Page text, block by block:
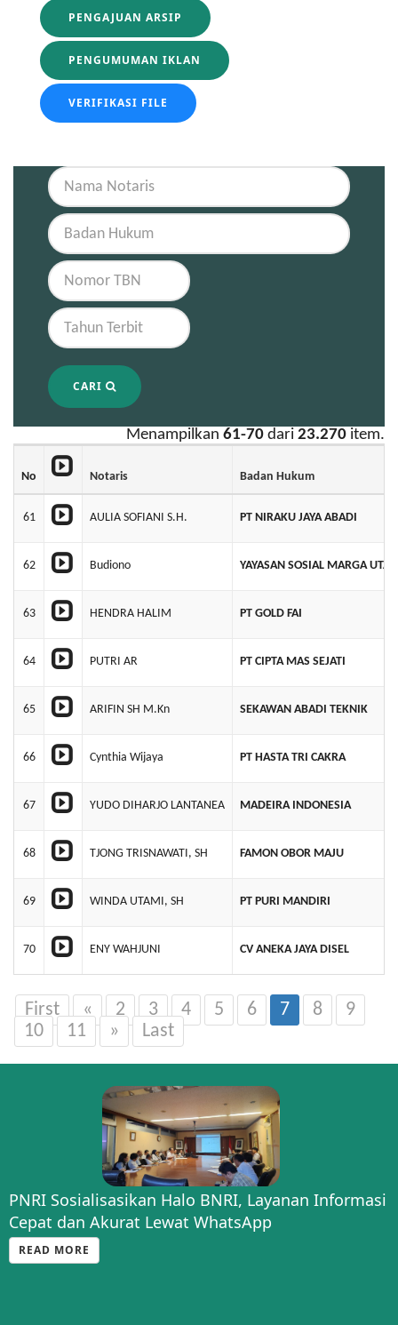
PENGAJUAN ARSIP
PENGUMUMAN IKLAN
VERIFIKASI FILE
CARI
Menampilkan 61-70 dari 23.270 item.
No Notaris Badan Hukum
61 AULIA SOFIANI S.H. PT NIRAKU JAYA ABADI
62 Budiono YAYASAN SOSIAL MARGA
63 HENDRA HALIM PT GOLD FAI
64 PUTRI AR PT CIPTA MAS SEJATI
65 ARIFIN SH M.Kn SEKAWAN ABADI TEKNIK
66 Cynthia Wijaya PT HASTA TRI CAKRA
67 YUDO DIHARJO LANTANEA MADEIRA INDONESIA
68 TJONG TRISNAWATI, SH FAMON OBOR MAJU
69 WINDA UTAMI, SH PT PURI MANDIRI
70 ENY WAHJUNI CV ANEKA JAYA DISEL
First « 2 3 4 5 6 7 8
9
10
11 » Last
PNRI Sosialisasikan Halo BNRI, Layanan Informasi
Cepat dan Akurat Lewat WhatsApp
READ MORE